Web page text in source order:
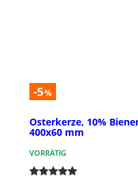
-5%
Osterkerze, 10%
400x60 mm
VORRÄTIG